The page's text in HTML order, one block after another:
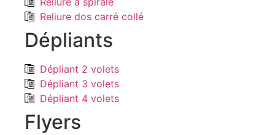
Reliure dos carré collé
Dépliants
Dépliant 2 volets
Dépliant 3 volets
Dépliant 4 volets
Flyers